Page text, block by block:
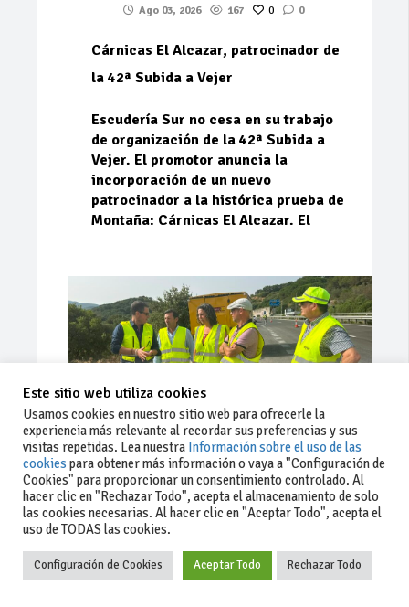
Ago 03, 2026 167 0 0
Cárnicas El Alcazar, patrocinador de
la 42ª Subida a Vejer
Escudería Sur no cesa en su trabajo
de organización de la 42ª Subida a
Vejer. El promotor anuncia la
incorporación de un nuevo
patrocinador a la histórica prueba de
Montaña: Cárnicas El Alcazar. El
Ago 03, 2026 84 0 0
La Junta implementa mejoras en la
A381 por Los Barrios
Este sitio web utiliza cookies
Usamos cookies en nuestro sitio web para ofrecerle la
experiencia más relevante al recordar sus preferencias y sus
visitas repetidas. Lea nuestra Información sobre el uso de las
cookies para obtener más información o vaya a "Configuración de
Cookies" para proporcionar un consentimiento controlado. Al
hacer clic en "Rechazar Todo", acepta el almacenamiento de solo
las cookies necesarias. Al hacer clic en "Aceptar Todo", acepta el
uso de TODAS las cookies.
Configuración de Cookies Aceptar Todo Rechazar Todo